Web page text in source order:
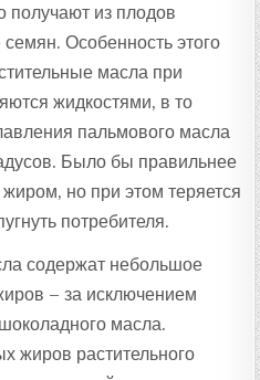
получают из плодов
Особенность этого
масла при
жидкостями, в то
пальмового масла
Было бы правильнее
но при этом теряется
потребителя.
содержат небольшое
– за исключением
масла.
жиров растительного